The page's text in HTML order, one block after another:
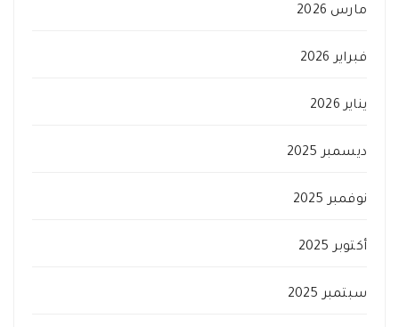
مارس 2026
فبراير 2026
يناير 2026
ديسمبر 2025
نوفمبر 2025
أكتوبر 2025
سبتمبر 2025